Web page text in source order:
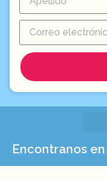
Encontranos